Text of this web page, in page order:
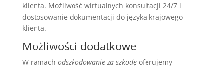
klienta. Możliwość wirtualnych konsultacji 24/7 i
dostosowanie dokumentacji do języka krajowego
klienta.
Możliwości dodatkowe
W ramach odszkodowanie za szkodęoferujemy